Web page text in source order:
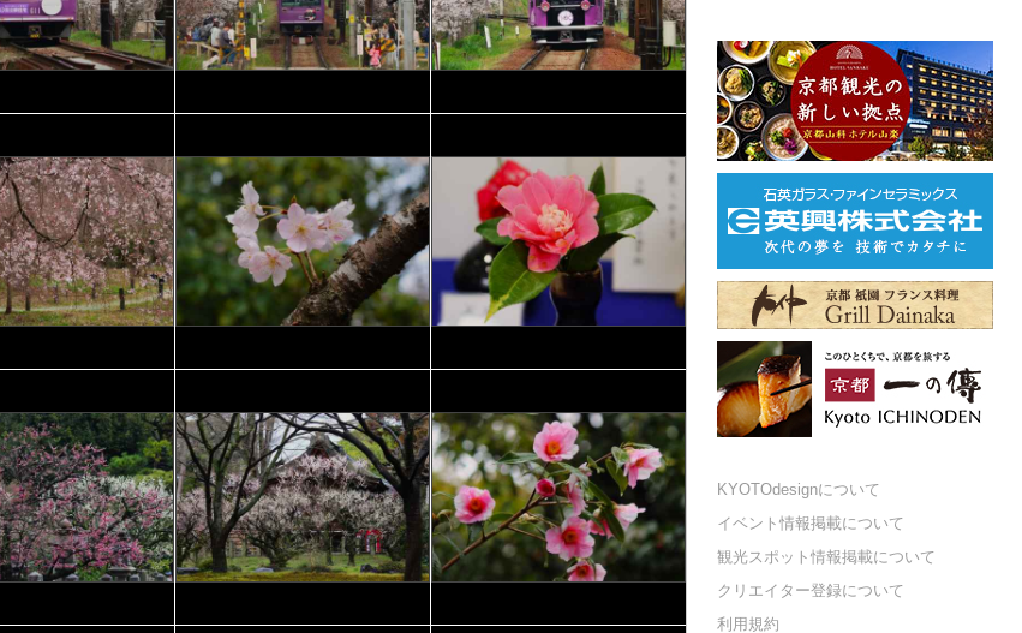
KYOTOdesignについて
イベント情報掲載について
観光スポット情報掲載について
クリエイター登録について
利用規約